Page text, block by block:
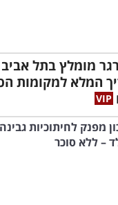
המלא למקומות